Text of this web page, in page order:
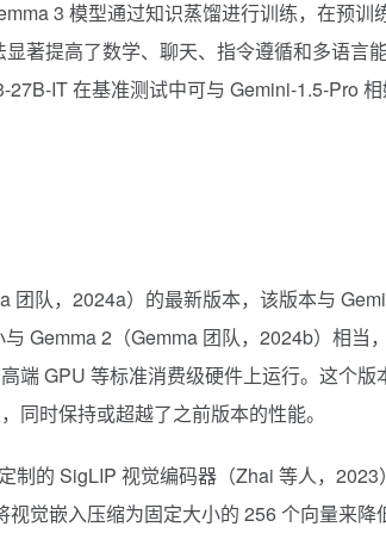
3 模型通过知识蒸馏进行训练，在预训
著提高了数学、聊天、指令遵循和多语言
IT 在基准测试中可与 Gemini-1.5-Pro
团队，2024a）的最新版本，该版本与
Gemma 2（Gemma 团队，2024b）相当
端 GPU 等标准消费级硬件上运行。这个版
同时保持或超越了之前版本的性能。
制的 SigLIP 视觉编码器（Zhai 等人，
觉嵌入压缩为固定大小的 256 个向量来